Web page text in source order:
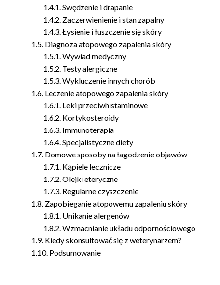
Swędzenie i drapanie
Zaczerwienienie i stan zapalny
Łysienie i łuszczenie się skóry
Diagnoza atopowego zapalenia skóry
Wywiad medyczny
Testy alergiczne
Wykluczenie innych chorób
Leczenie atopowego zapalenia skóry
Leki przeciwhistaminowe
Kortykosteroidy
Immunoterapia
Specjalistyczne diety
Domowe sposoby na łagodzenie objawów
Kąpiele lecznicze
Olejki eteryczne
Regularne czyszczenie
Zapobieganie atopowemu zapaleniu skóry
Unikanie alergenów
Wzmacnianie układu odpornościowego
Kiedy skonsultować się z weterynarzem?
Podsumowanie